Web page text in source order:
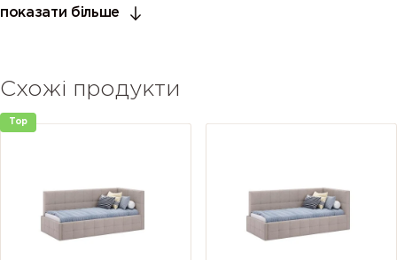
показати більше
Схожі продукти
Top